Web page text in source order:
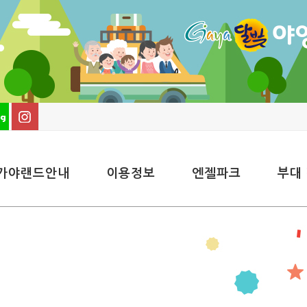
야랜드안내 이용정보 엔젤파크 부대